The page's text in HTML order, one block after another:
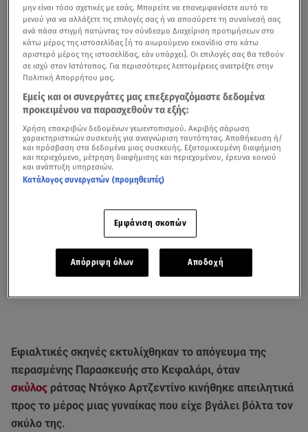
Εφιαλτικές σκηνές εκτυλίχθηκαν το απόγευμα της
περασμένης Παρασκευής στο Κεφαλάρι, όταν
σκύλος ράτσας Ντόγκο Αρτζεντίνο κινήθηκε απειλητικά
προς το μέρος μιας γυναίκας που είχε βγάλει βόλτα τον
σκύλο της.
μην είναι τόσο σχετικές με εσάς. Μπορείτε να επανεμφανίσετε αυτό το
μενού για να αλλάξετε τις επιλογές σας ή να αποσύρετε τη συναίνεσή σας
ανά πάσα στιγμή πατώντας τον σύνδεσμο Διαχείριση προτιμήσεων στο
κάτω μέρος της ιστοσελίδας [ή το αιωρούμενο εικονίδιο στο κάτω
αριστερό μέρος της ιστοσελίδας, εάν υπάρχει]. Οι επιλογές σας θα τεθούν
σε ισχύ στον Ιστότοπος. Για περισσότερες λεπτομέρειες ανατρέξτε στην
Πολιτική Απορρήτου μας.
Εμείς και οι συνεργάτες μας επεξεργαζόμαστε δεδομένα
προκειμένου να παρασχεθούν τα εξής:
Χρήση επακριβών δεδομένων γεωεντοπισμού. Ακριβής σάρωση
χαρακτηριστικών συσκευής για αναγνώριση ταυτότητας. Αποθήκευση ή/
και πρόσβαση στα δεδομένα μιας συσκευής. Εξατομικευμένη διαφήμιση
και περιεχόμενο, μέτρηση διαφήμισης και περιεχομένου, έρευνα κοινού
και ανάπτυξη υπηρεσιών.
Κατάλογος συνεργατών (προμηθευτές)
Εμφάνιση σκοπών
Απόρριψη όλων Αποδοχή